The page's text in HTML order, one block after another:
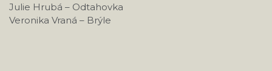
Julie Hrubá – Odtahovka
Veronika Vraná – Brýle